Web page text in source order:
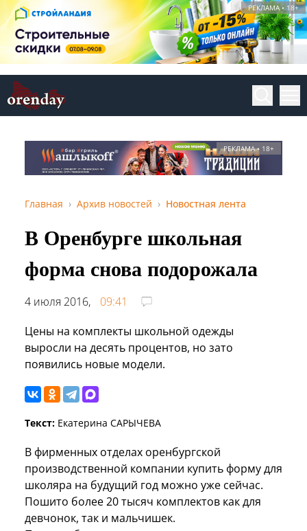
РЕКЛАМА • 18+
РЕКЛАМА • 18+
Главная Архив новостей Новостная лента
В Оренбурге школьная
форма снова подорожала
4 июля 2016,
09:41
Цены на комплекты школьной одежды
выросли на десять процентов, но зато
появились новые модели.
Текст: Екатерина САРЫЧЕВА
В фирменных отделах оренбургской
производственной компании купить форму для
школяра на будущий год можно уже сейчас.
Пошито более 20 тысяч комплектов как для
девчонок, так и мальчишек.